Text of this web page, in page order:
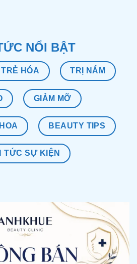
NỔI BẬT
TRẺ HÓA TRỊ NÁM
GIẢM MỠ
BEAUTY TIPS
TỨC SỰ KIỆN